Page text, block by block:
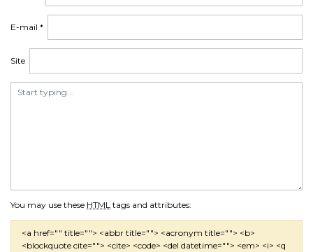
t
e
You may use these HTML tags and attributes:
<a href="" title=""> <abbr title=""> <acronym title=""> <b>
<blockquote cite=""> <cite> <code> <del datetime=""> <em> <i> <q
E-mail *
Site